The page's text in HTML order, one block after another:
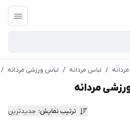
مردانه / لباس مردانه / لباس ورزشی مردانه /
مردانه
ترتیب نمایش: جدیدترین